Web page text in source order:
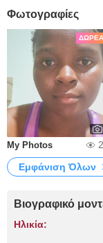
Φωτογραφίες
My Photos
Εμφάνιση Όλων
Βιογραφικό
Ηλικία: